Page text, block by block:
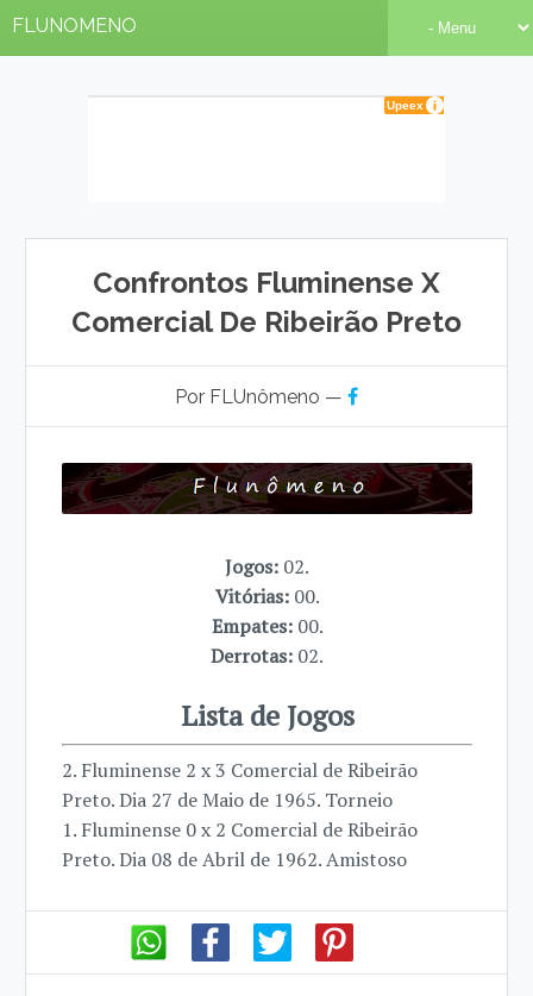
FLUNOMENO
Confrontos Fluminense X
Comercial De Ribeirão Preto
Por FLUnômeno —
Jogos: 02.
Vitórias: 00.
Empates: 00.
Derrotas: 02.
Lista de Jogos
2. Fluminense 2 x 3 Comercial de Ribeirão
Preto. Dia 27 de Maio de 1965. Torneio
1. Fluminense 0 x 2 Comercial de Ribeirão
Preto. Dia 08 de Abril de 1962. Amistoso